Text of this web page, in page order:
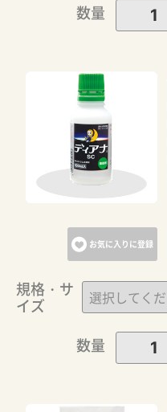
数量
お気に入りに登録
規格・サ
イズ
数量